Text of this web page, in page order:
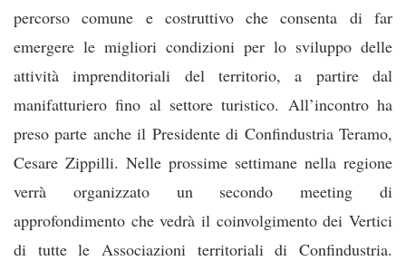
percorso comune e costruttivo che consenta di far
emergere le migliori condizioni per lo sviluppo delle
attività imprenditoriali del territorio, a partire dal
manifatturiero fino al settore turistico. All’incontro ha
preso parte anche il Presidente di Confindustria Teramo,
Cesare Zippilli. Nelle prossime settimane nella regione
verrà organizzato un secondo meeting di
approfondimento che vedrà il coinvolgimento dei Vertici
di tutte le Associazioni territoriali di Confindustria.